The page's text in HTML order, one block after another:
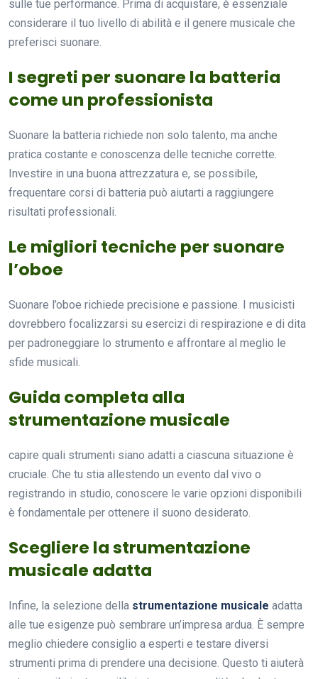
sulle tue performance. Prima di acquistare, è essenziale
considerare il tuo livello di abilità e il genere musicale che
preferisci suonare.
I segreti per suonare la batteria
come un professionista
Suonare la batteria richiede non solo talento, ma anche
pratica costante e conoscenza delle tecniche corrette.
Investire in una buona attrezzatura e, se possibile,
frequentare corsi di batteria può aiutarti a raggiungere
risultati professionali.
Le migliori tecniche per suonare
l’oboe
Suonare l’oboe richiede precisione e passione. I musicisti
dovrebbero focalizzarsi su esercizi di respirazione e di dita
per padroneggiare lo strumento e affrontare al meglio le
sfide musicali.
Guida completa alla
strumentazione musicale
capire quali strumenti siano adatti a ciascuna situazione è
cruciale. Che tu stia allestendo un evento dal vivo o
registrando in studio, conoscere le varie opzioni disponibili
è fondamentale per ottenere il suono desiderato.
Scegliere la strumentazione
musicale adatta
Infine, la selezione della strumentazione musicale adatta
alle tue esigenze può sembrare un’impresa ardua. È sempre
meglio chiedere consiglio a esperti e testare diversi
strumenti prima di prendere una decisione. Questo ti aiuterà